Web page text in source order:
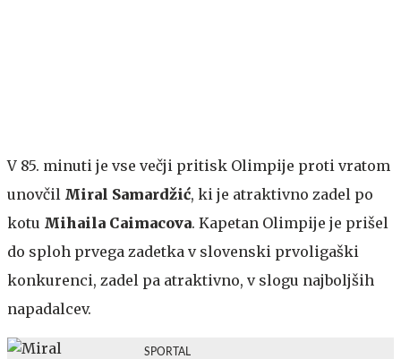
V 85. minuti je vse večji pritisk Olimpije proti vratom
unovčil Miral Samardžić, ki je atraktivno zadel po
kotu Mihaila Caimacova. Kapetan Olimpije je prišel
do sploh prvega zadetka v slovenski prvoligaški
konkurenci, zadel pa atraktivno, v slogu najboljših
napadalcev.
SPORTAL